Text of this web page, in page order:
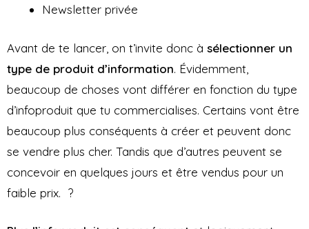
Newsletter privée
Avant de te lancer, on t’invite donc à sélectionner un
type de produit d’information. Évidemment,
beaucoup de choses vont différer en fonction du type
d’infoproduit que tu commercialises. Certains vont être
beaucoup plus conséquents à créer et peuvent donc
se vendre plus cher. Tandis que d’autres peuvent se
concevoir en quelques jours et être vendus pour un
faible prix. ?